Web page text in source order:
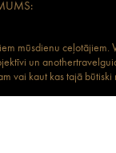
mūsdienu
un
vai kaut kas tajā